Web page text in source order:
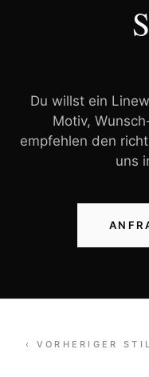
Du willst ein
Motiv,
empfehlen den
uns
‹ VORHERIGER STIL